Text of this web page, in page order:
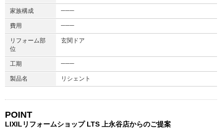
家族構成 ───
費用 ───
リフォーム部
位
玄関ドア
工期 ───
製品名 リシェント
POINT
LIXILリフォームショップ LTS 上永谷店からのご提案